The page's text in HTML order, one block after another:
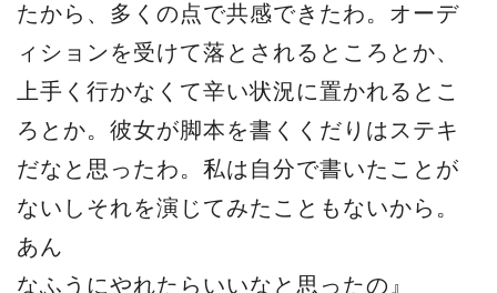
たから、多くの点で共感できたわ。オーデ
ィションを受けて落とされるところとか、
上手く行かなくて辛い状況に置かれるとこ
ろとか。彼女が脚本を書くくだりはステキ
だなと思ったわ。私は自分で書いたことが
ないしそれを演じてみたこともないから。
あん
なふうにやれたらいいなと思ったの』